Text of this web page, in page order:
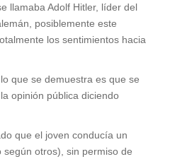
llamaba Adolf Hitler, líder del
posiblemente este
los sentimientos hacia
que se demuestra es que se
opinión pública diciendo
que el joven conducía un
otros), sin permiso de